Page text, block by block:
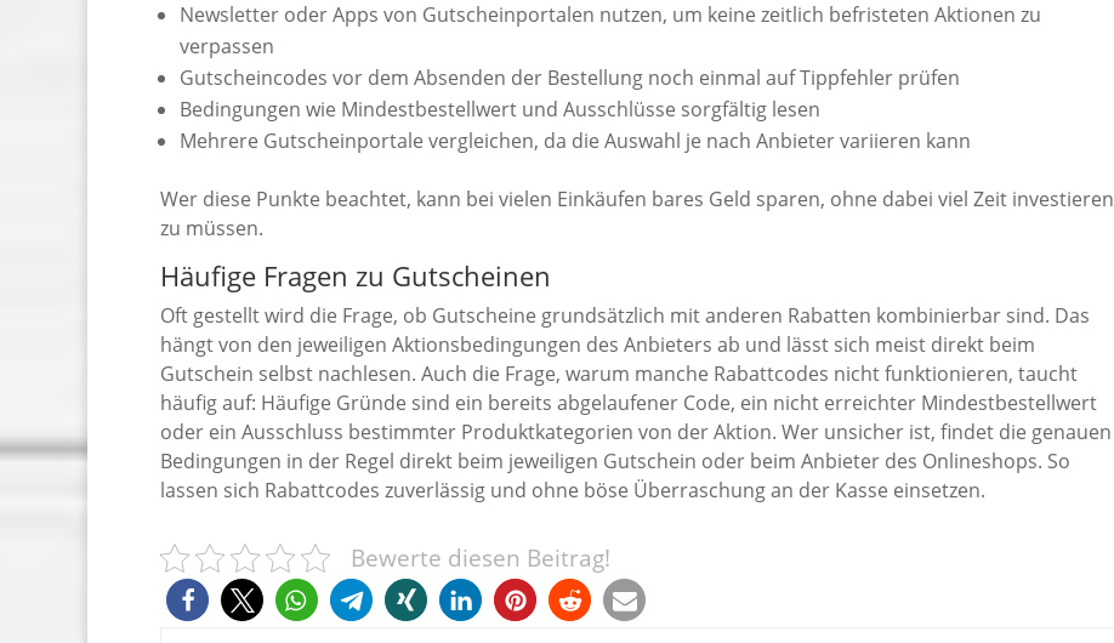
Newsletter oder Apps von Gutscheinportalen nutzen, um keine zeitlich befristeten Aktionen zu
verpassen
Gutscheincodes vor dem Absenden der Bestellung noch einmal auf Tippfehler prüfen
Bedingungen wie Mindestbestellwert und Ausschlüsse sorgfältig lesen
Mehrere Gutscheinportale vergleichen, da die Auswahl je nach Anbieter variieren kann
Wer diese Punkte beachtet, kann bei vielen Einkäufen bares Geld sparen, ohne dabei viel Zeit investieren
zu müssen.
Häufige Fragen zu Gutscheinen
Oft gestellt wird die Frage, ob Gutscheine grundsätzlich mit anderen Rabatten kombinierbar sind. Das
hängt von den jeweiligen Aktionsbedingungen des Anbieters ab und lässt sich meist direkt beim
Gutschein selbst nachlesen. Auch die Frage, warum manche Rabattcodes nicht funktionieren, taucht
häufig auf: Häufige Gründe sind ein bereits abgelaufener Code, ein nicht erreichter Mindestbestellwert
oder ein Ausschluss bestimmter Produktkategorien von der Aktion. Wer unsicher ist, findet die genauen
Bedingungen in der Regel direkt beim jeweiligen Gutschein oder beim Anbieter des Onlineshops. So
lassen sich Rabattcodes zuverlässig und ohne böse Überraschung an der Kasse einsetzen.
Bewerte diesen Beitrag!